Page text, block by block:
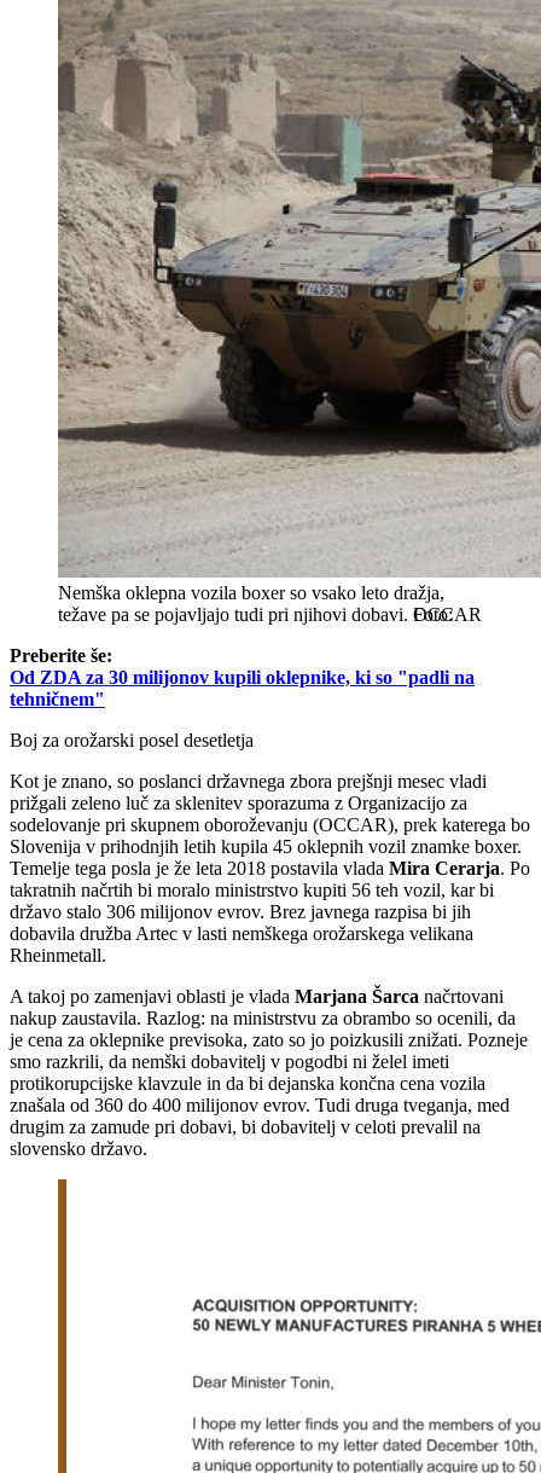
Nemška oklepna vozila boxer so vsako leto dražja,
težave pa se pojavljajo tudi pri njihovi dobavi. OCCAR
Preberite še:
Od ZDA za 30 milijonov kupili oklepnike, ki so "padli na
tehničnem"
Boj za orožarski posel desetletja
Kot je znano, so poslanci državnega zbora prejšnji mesec vladi
prižgali zeleno luč za sklenitev sporazuma z Organizacijo za
sodelovanje pri skupnem oboroževanju (OCCAR), prek katerega bo
Slovenija v prihodnjih letih kupila 45 oklepnih vozil znamke boxer.
Temelje tega posla je že leta 2018 postavila vlada Mira Cerarja. Po
takratnih načrtih bi moralo ministrstvo kupiti 56 teh vozil, kar bi
državo stalo 306 milijonov evrov. Brez javnega razpisa bi jih
dobavila družba Artec v lasti nemškega orožarskega velikana
Rheinmetall.
A takoj po zamenjavi oblasti je vlada Marjana Šarca načrtovani
nakup zaustavila. Razlog: na ministrstvu za obrambo so ocenili, da
je cena za oklepnike previsoka, zato so jo poizkusili znižati. Pozneje
smo razkrili, da nemški dobavitelj v pogodbi ni želel imeti
protikorupcijske klavzule in da bi dejanska končna cena vozila
znašala od 360 do 400 milijonov evrov. Tudi druga tveganja, med
drugim za zamude pri dobavi, bi dobavitelj v celoti prevalil na
slovensko državo.